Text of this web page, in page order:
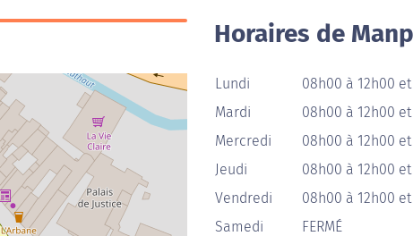
Horaires de
Lundi
08h00 à 12h00
Mardi
08h00 à 12h00
Mercredi
08h00 à 12h00
Jeudi
08h00 à 12h00
Vendredi
08h00 à 12h00
Samedi
FERMÉ